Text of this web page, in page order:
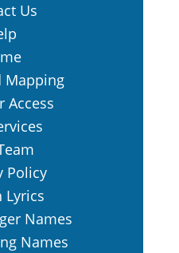
ኃይለኞችን
እስከ
ሊቋቋማችሁ
እንደ
የሚዋጋ እርሱ
ሰው ሺህ ሰውን
እጅግ
Us
Mapping
Access
Policy
Lyrics
Names
Names